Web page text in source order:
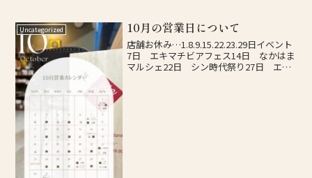
Uncategorized 10月の営業日について
店舗お休み…1.8.9.15.22.23.29日イベント
7日 エキマチビアフェス14日 なかはま
マルシェ22日 シン時代祭り27日 エキ